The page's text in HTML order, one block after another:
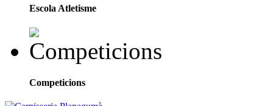
Escola Atletisme
Competicions